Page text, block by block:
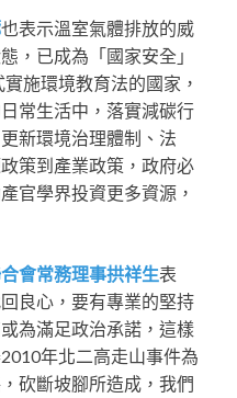
也表示溫室氣體排放的威
，已成為「國家安全」
施環境教育法的國家，
常生活中，落實減碳行
新環境治理體制、法
策到產業政策，政府必
官學界投資更多資源，
會常務理事拱祥生表
良心，要有專業的堅持
為滿足政治承諾，這樣
年北二高走山事件為
砍斷坡腳所造成，我們